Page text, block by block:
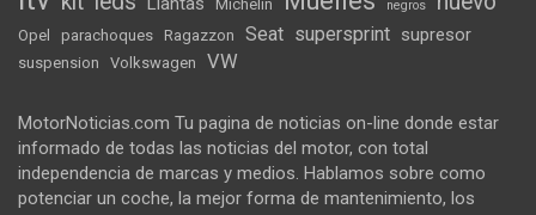
Michelin negros
Opel parachoques Ragazzon Seat supersprint supresor
suspension Volkswagen VW
MotorNoticias.com Tu pagina de noticias on-line donde estar
informado de todas las noticias del motor, con total
independencia de marcas y medios. Hablamos sobre como
potenciar un coche, la mejor forma de mantenimiento, los